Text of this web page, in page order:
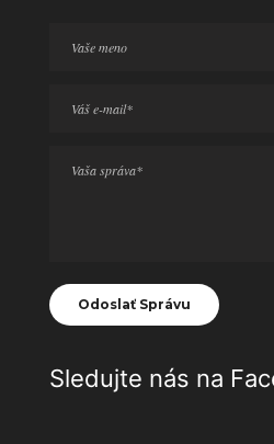
Sledujte nás na